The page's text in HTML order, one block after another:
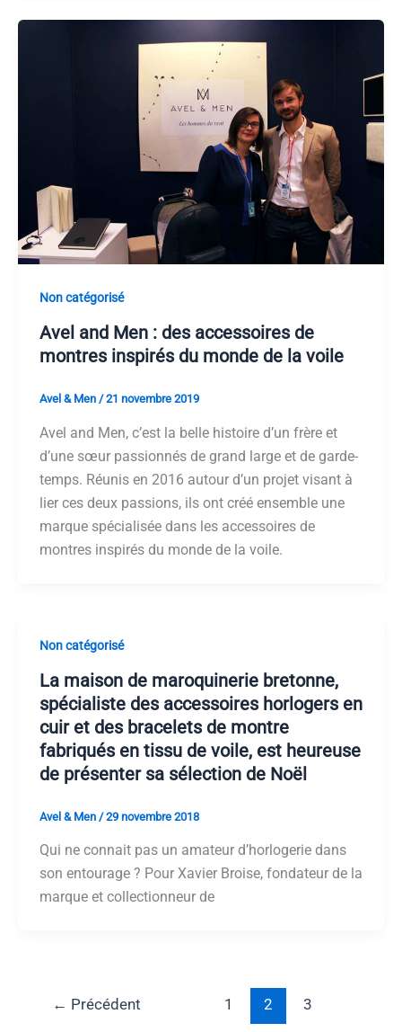
Non catégorisé
Avel and Men : des accessoires de
montres inspirés du monde de la voile
Avel & Men /21 novembre 2019
Avel and Men, c’est la belle histoire d’un frère et
d’une sœur passionnés de grand large et de garde-
temps. Réunis en 2016 autour d’un projet visant à
lier ces deux passions, ils ont créé ensemble une
marque spécialisée dans les accessoires de
montres inspirés du monde de la voile.
Non catégorisé
La maison de maroquinerie bretonne,
spécialiste des accessoires horlogers en
cuir et des bracelets de montre
fabriqués en tissu de voile, est heureuse
de présenter sa sélection de Noël
Avel & Men /29 novembre 2018
Qui ne connait pas un amateur d’horlogerie dans
son entourage ? Pour Xavier Broise, fondateur de la
marque et collectionneur de
← Précédent 1 2
3